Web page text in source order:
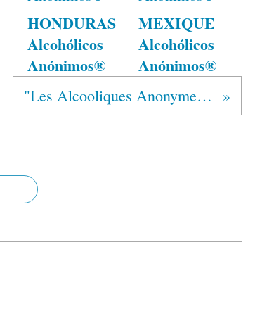
HONDURAS
Alcohólicos
Anónimos®
MEXIQUE
Alcohólicos
Anónimos®
"Les Alcooliques Anonymes : 75 ans de sobriété au Québec"